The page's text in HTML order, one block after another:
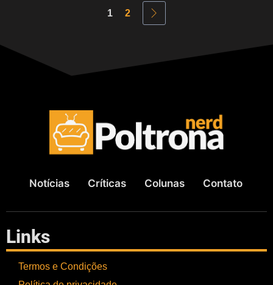
1 2
Notícias Críticas Colunas Contato
Links
Termos e Condições